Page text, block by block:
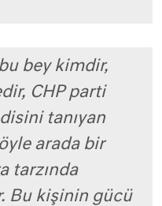
bey kimdir,
CHP parti
tanıyan
arada bir
tarzında
Bu kişinin gücü